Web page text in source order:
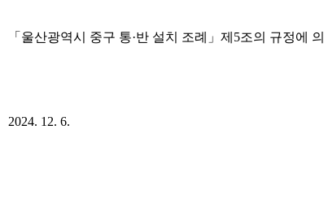
「울산광역시 중구 통·반 설치 조례」제5조의 규정에
2024. 12. 6.